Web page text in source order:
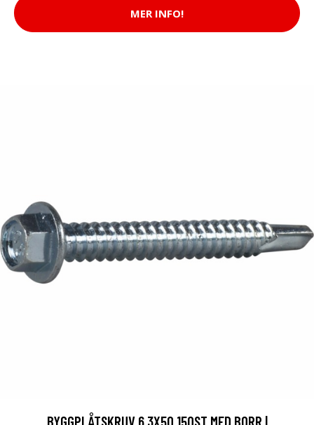
MER INFO!
BYGGPLÅTSKRUV 6,3X50 150ST MED BORR |